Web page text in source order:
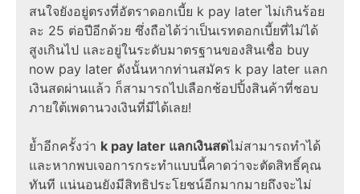
สนใจยังอยู่ตรงที่อัตราดอกเบี้ย k pay later ไม่เกินร้อย
ละ 25 ต่อปีอีกด้วย ซึ่งถือได้ว่าเป็นเรทดอกเบี้ยที่ไม่ได้
สูงเกินไป และอยู่ในระดับมาตรฐานของสินเชื่อ buy
now pay later ดังนั้นหากท่านสมัคร k pay later แลก
เงินสดผ่านแล้ว ก็สามารถไปเลือกช้อปปิ้งสินค้าที่ชอบ
ภายใต้เพดานวงเงินที่มีได้เลย!
ย้ำอีกครั้งว่า k pay later แลกเงินสดไม่สามารถทำได้
และหากพบเจอการกระทำแบบนี้คาดว่าจะตัดสิทธิ์คุณ
ทันที แน่นอนยังมีสิทธิประโยชน์อีกมากมายถึงจะไม่